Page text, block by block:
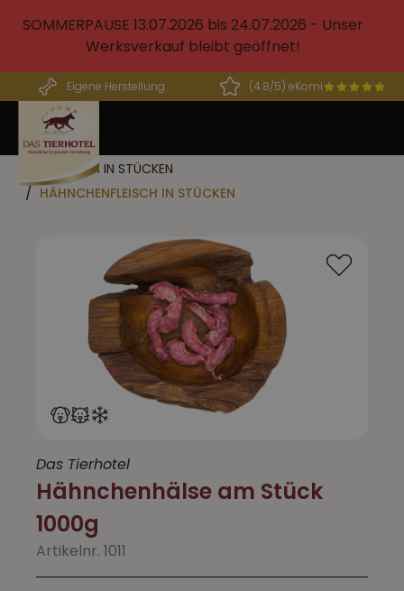
springen
SOMMERPAUSE 13.07.2026 bis 24.07.2026 - Unser
Werksverkauf bleibt geöffnet!
Eigene Herstellung (4.8/5) eKomi
FLEISCH IN STÜCKEN
HÄHNCHENFLEISCH IN STÜCKEN
Bildergalerie überspringen
Das Tierhotel
Hähnchenhälse am Stück
1000g
Artikelnr. 1011